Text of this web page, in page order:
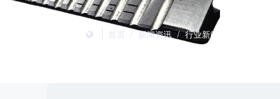
首页 新闻资讯 / 行业新闻